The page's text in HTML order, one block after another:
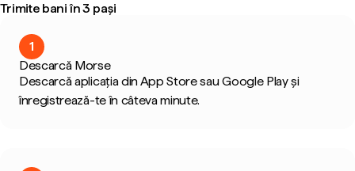
Trimite bani în 3 pași
1
Descarcă Morse
Descarcă aplicația din App Store sau Google Play și
înregistrează-te în câteva minute.